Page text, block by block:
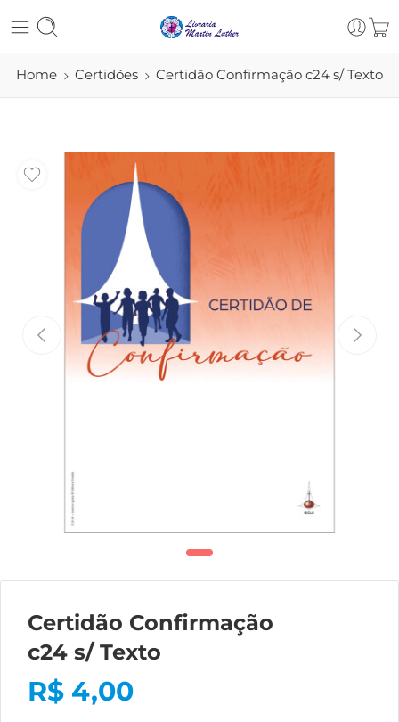
Home Certidões Certidão Confirmação c24 s/ Texto
Certidão Confirmação
c24 s/ Texto
R$ 4,00